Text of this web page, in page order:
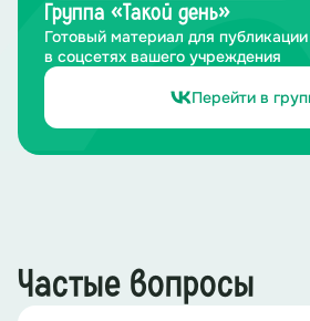
Группа «Такой день»
Готовый материал для публикации
в соцсетях вашего учреждения
Перейти в
Частые вопросы